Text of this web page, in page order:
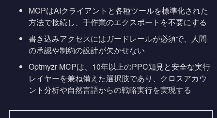
MCPはAIクライアントと各種ツールを標準化された
方法で接続し、手作業のエクスポートを不要にする
書き込みアクセスにはガードレールが必須で、人間
の承認や制約の設計が欠かせない
Optmyzr MCPは、10年以上のPPC知見と安全な実行
レイヤーを兼ね備えた選択肢であり、クロスアカウ
ント分析や自然言語からの戦略実行を実現する